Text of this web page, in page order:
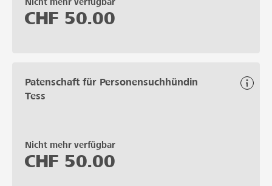
Nicht mehr verfügbar
CHF 50.00
Patenschaft für Personensuchhündin
Tess
Nicht mehr verfügbar
CHF 50.00